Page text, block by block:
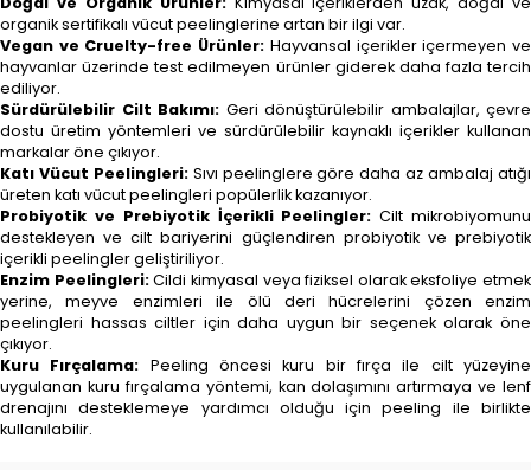
organik sertifikalı vücut peelinglerine artan bir ilgi var.
Vegan ve Cruelty-free Ürünler: Hayvansal içerikler içermeyen ve
hayvanlar üzerinde test edilmeyen ürünler giderek daha fazla tercih
ediliyor.
Sürdürülebilir Cilt Bakımı: Geri dönüştürülebilir ambalajlar, çevre
dostu üretim yöntemleri ve sürdürülebilir kaynaklı içerikler kullanan
markalar öne çıkıyor.
Katı Vücut Peelingleri:Sıvı peelinglere göre daha az ambalaj atığı
üreten katı vücut peelingleri popülerlik kazanıyor.
Probiyotik ve Prebiyotik İçerikli Peelingler: Cilt mikrobiyomunu
destekleyen ve cilt bariyerini güçlendiren probiyotik ve prebiyotik
içerikli peelingler geliştiriliyor.
Enzim Peelingleri:Cildi kimyasal veya fiziksel olarak eksfoliye etmek
yerine, meyve enzimleri ile ölü deri hücrelerini çözen enzim
peelingleri hassas ciltler için daha uygun bir seçenek olarak öne
çıkıyor.
Kuru Fırçalama: Peeling öncesi kuru bir fırça ile cilt yüzeyine
uygulanan kuru fırçalama yöntemi, kan dolaşımını artırmaya ve lenf
drenajını desteklemeye yardımcı olduğu için peeling ile birlikte
kullanılabilir.